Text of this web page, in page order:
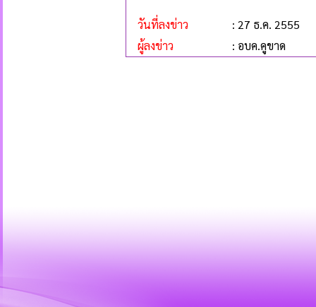
วันที่ลงข่าว
: 27 ธ.ค. 2555
ผู้ลงข่าว
: อบค.คูขาด